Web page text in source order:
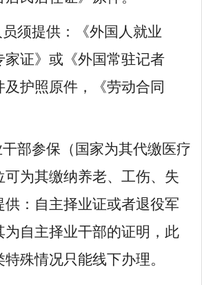
须提供：《外国人就业
家证》或《外国常驻记者
护照原件，《劳动合同
部参保（国家为其代缴医疗
可为其缴纳养老、工伤、失
供：自主择业证或者退役军
为自主择业干部的证明，此
殊情况只能线下办理。